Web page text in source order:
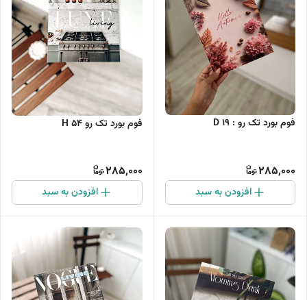
فوم بورد تک رو : D 19
285,000
افزودن به سبد
فوم بورد تک رو H 54
285,000
افزودن به سبد